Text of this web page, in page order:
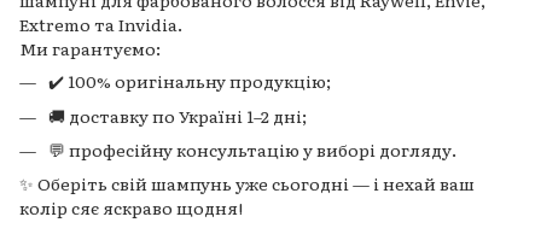
Extremo та Invidia.
Ми гарантуємо:
✔️ 100% оригінальну продукцію;
🚚 доставку по Україні 1–2 дні;
💬 професійну консультацію у виборі догляду.
✨ Оберіть свій шампунь уже сьогодні — і нехай ваш
колір сяє яскраво щодня!